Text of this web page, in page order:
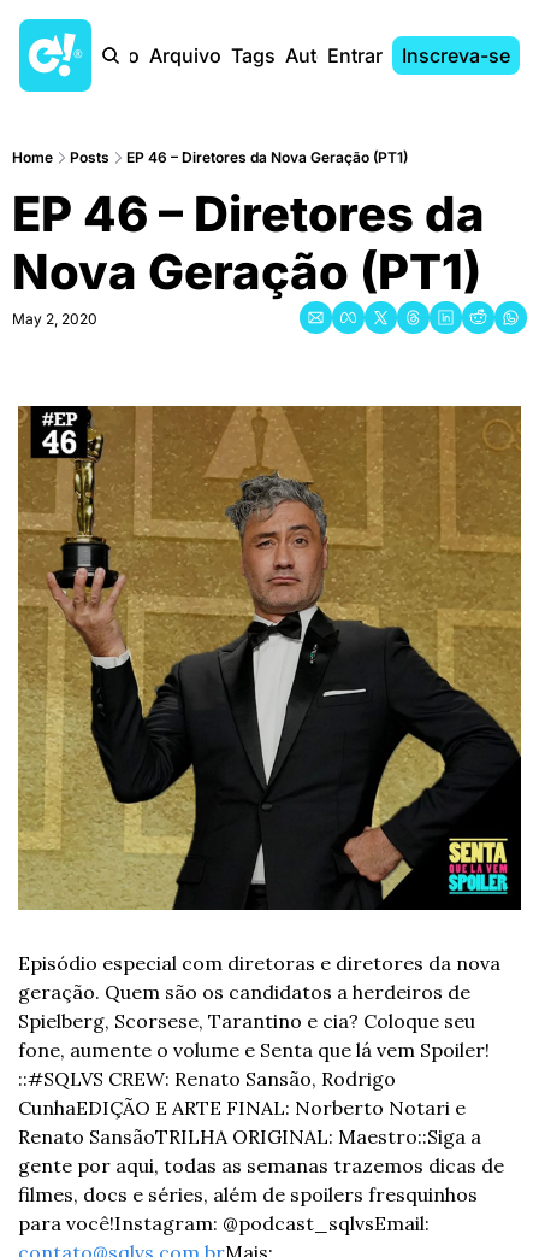
Início Arquivo Tags AutoresEntrar Inscreva-se
Home Posts EP 46 – Diretores da Nova Geração (PT1)
EP 46 – Diretores da
Nova Geração (PT1)
May 2, 2020
Episódio especial com diretoras e diretores da nova
geração. Quem são os candidatos a herdeiros de
Spielberg, Scorsese, Tarantino e cia? Coloque seu
::#SQLVS CREW: Renato Sansão, Rodrigo
CunhaEDIÇÃO E ARTE FINAL: Norberto Notari e
Renato SansãoTRILHA ORIGINAL: Maestro::Siga a
gente por aqui, todas as semanas trazemos dicas de
filmes, docs e séries, além de spoilers fresquinhos
para você!Instagram: @podcast_sqlvs
contato@sqlvs.com.brMais: